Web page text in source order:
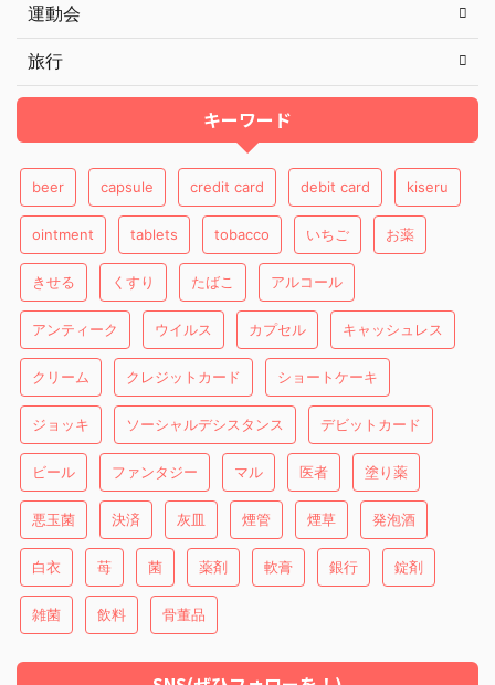
運動会
旅行
キーワード
beer capsule credit card debit card kiseru
ointment tablets tobacco いちご お薬
きせる くすり たばこ アルコール
アンティーク ウイルス カプセル キャッシュレス
クリーム クレジットカード ショートケーキ
ジョッキ ソーシャルデシスタンス デビットカード
ビール ファンタジー マル 医者 塗り薬
悪玉菌 決済 灰皿 煙管 煙草 発泡酒
白衣 苺 菌 薬剤 軟膏 銀行 錠剤
雑菌 飲料 骨董品